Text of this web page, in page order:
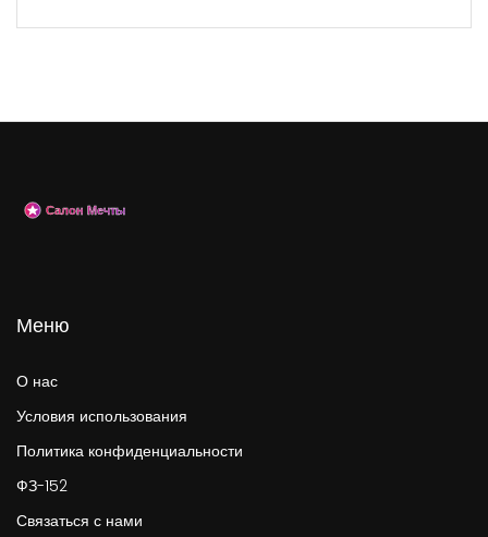
Меню
О нас
Условия использования
Политика конфиденциальности
ФЗ-152
Связаться с нами